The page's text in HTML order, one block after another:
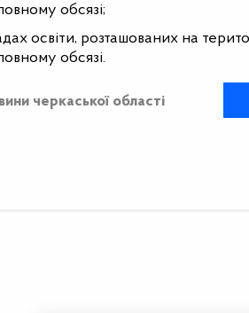
обсязі;
освіти, розташованих на
обсязі.
черкаської області